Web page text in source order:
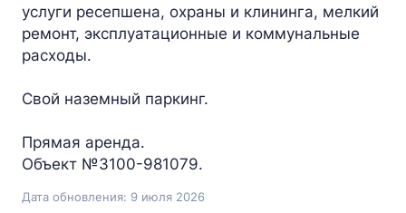
услуги ресепшена, охраны и клининга, мелкий
ремонт, эксплуатационные и коммунальные
расходы.
Свой наземный паркинг.
Прямая аренда.
Объект №3100-981079.
Дата обновления: 9 июля 2026